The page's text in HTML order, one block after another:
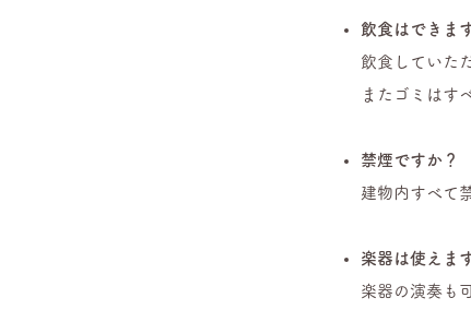
飲食はできま
飲食していた
またゴミはす
禁煙ですか？
建物内すべて
楽器は使えま
楽器の演奏も